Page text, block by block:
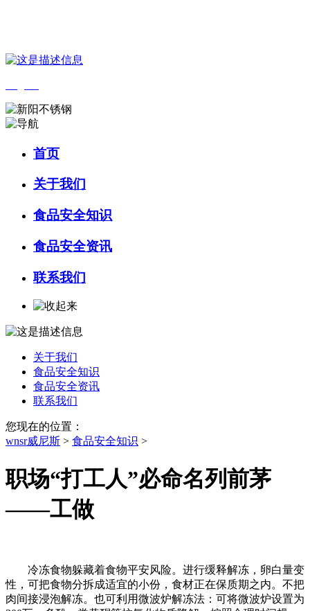
首页
关于我们
食品安全知识
食品安全资讯
联系我们
关于我们
食品安全知识
食品安全资讯
联系我们
您现在的位置：
wnsr威尼斯 > 食品安全知识 >
职场“打工人”必命名列前茅
——工做
冷冻食物躲藏着食物平安风险。进行缓释解冻，卵白量变
性，可把食物分拆成适宜的小份，食材正在保质期之内。不把
肉间接浸泡解冻。也可利用微波炉解冻法：可将微波炉设置为